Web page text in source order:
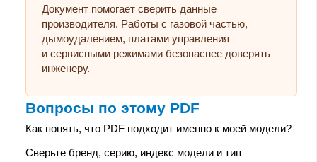
Документ помогает сверить данные
производителя. Работы с газовой частью,
дымоудалением, платами управления
и сервисными режимами безопаснее доверять
инженеру.
Вопросы по этому PDF
Как понять, что PDF подходит именно к моей модели?
Сверьте бренд, серию, индекс модели и тип